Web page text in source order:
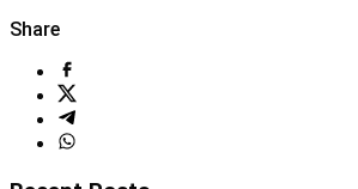
Share